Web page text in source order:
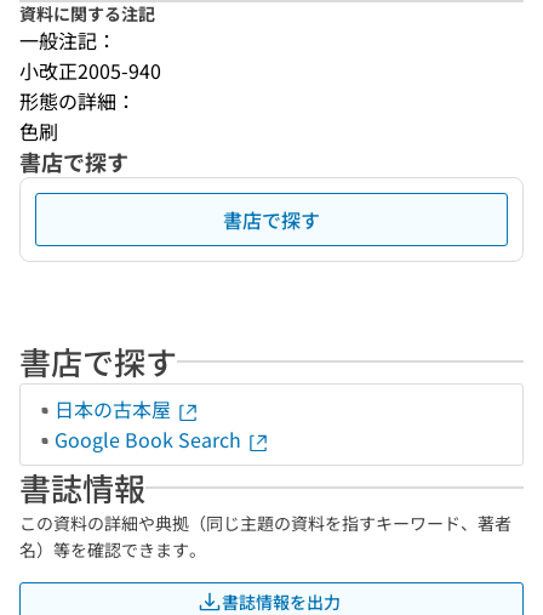
資料に関する注記
一般注記：
小改正2005-940
形態の詳細：
色刷
書店で探す
書店で探す
書店で探す
日本の古本屋
Google Book Search
書誌情報
この資料の詳細や典拠（同じ主題の資料を指すキーワード、著者
名）等を確認できます。
書誌情報を出力